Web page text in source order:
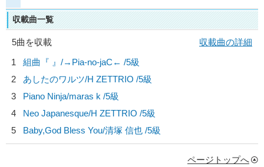
収載曲一覧
5曲を収載
収載曲の詳細
1
組曲『 』/→Pia-no-jaC← /5級
2
あしたのワルツ/H ZETTRIO /5級
3
Piano Ninja/maras k /5級
4
Neo Japanesque/H ZETTRIO /5級
5
Baby,God Bless You/清塚 信也 /5級
ページトップへ